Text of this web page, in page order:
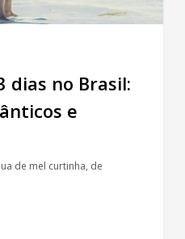
dias no Brasil:
e
de mel curtinha, de